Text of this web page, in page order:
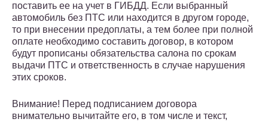
поставить ее на учет в ГИБДД. Если выбранный
автомобиль без ПТС или находится в другом городе,
то при внесении предоплаты, а тем более при полной
оплате необходимо составить договор, в котором
будут прописаны обязательства салона по срокам
выдачи ПТС и ответственность в случае нарушения
этих сроков.
Внимание! Перед подписанием договора
внимательно вычитайте его, в том числе и текст,